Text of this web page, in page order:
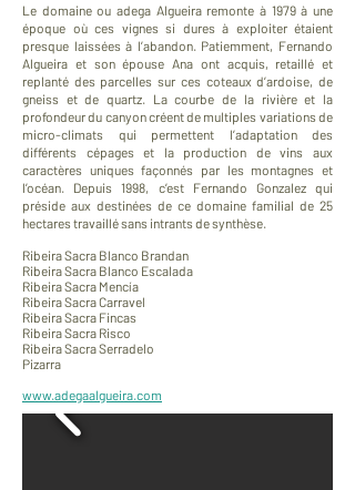
Le domaine ou adega Algueira remonte à 1979 à une
époque où ces vignes si dures à exploiter étaient
presque laissées à l’abandon. Patiemment, Fernando
Algueira et son épouse Ana ont acquis, retaillé et
replanté des parcelles sur ces coteaux d’ardoise, de
gneiss et de quartz. La courbe de la rivière et la
profondeur du canyon créent de multiples variations de
micro-climats qui permettent l’adaptation des
différents cépages et la production de vins aux
caractères uniques façonnés par les montagnes et
l’océan. Depuis 1998, c’est Fernando Gonzalez qui
préside aux destinées de ce domaine familial de 25
hectares travaillé sans intrants de synthèse.
Ribeira Sacra Blanco Brandan
Ribeira Sacra Blanco Escalada
Ribeira Sacra Mencía
Ribeira Sacra Carravel
Ribeira Sacra Fincas
Ribeira Sacra Risco
Ribeira Sacra Serradelo
Pizarra
www.adegaalgueira.com